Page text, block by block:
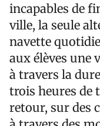
incapables de
ville, la seule
navette
aux élèves une
à travers la
trois heures de
retour, sur des